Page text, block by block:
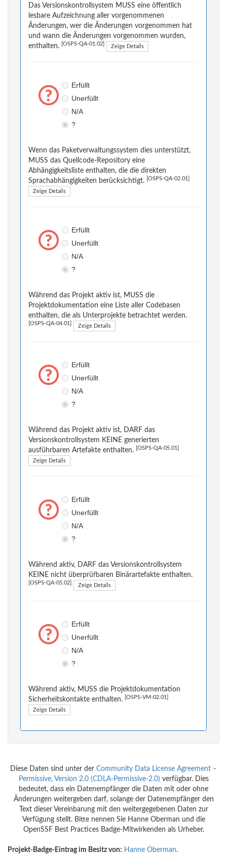
Das Versionskontrollsystem MUSS eine öffentlich
lesbare Aufzeichnung aller vorgenommenen
Änderungen, wer die Änderungen vorgenommen hat
und wann die Änderungen vorgenommen wurden,
enthalten.
[OSPS-QA-01.02] Zeige Details
Erfüllt
Unerfüllt
N/A
?
Wenn das Paketverwaltungssystem dies unterstützt,
MUSS das Quellcode-Repository eine
Abhängigkeitsliste enthalten, die die direkten
Sprachabhängigkeiten berücksichtigt.
[OSPS-QA-02.01]
Zeige Details
Erfüllt
Unerfüllt
N/A
?
Während das Projekt aktiv ist, MUSS die
Projektdokumentation eine Liste aller Codebasen
enthalten, die als Unterprojekte betrachtet werden.
[OSPS-QA-04.01] Zeige Details
Erfüllt
Unerfüllt
N/A
?
Während das Projekt aktiv ist, DARF das
Versionskontrollsystem KEINE generierten
ausführbaren Artefakte enthalten.
[OSPS-QA-05.01]
Zeige Details
Erfüllt
Unerfüllt
N/A
?
Während aktiv, DARF das Versionskontrollsystem
KEINE nicht überprüfbaren Binärartefakte enthalten.
[OSPS-QA-05.02] Zeige Details
Erfüllt
Unerfüllt
N/A
?
Während aktiv, MUSS die Projektdokumentation
Sicherheitskontakte enthalten.
[OSPS-VM-02.01]
Zeige Details
Diese Daten sind unter der Community Data License Agreement –
Permissive, Version 2.0 (CDLA-Permissive-2.0) verfügbar. Dies
bedeutet, dass ein Datenempfänger die Daten mit oder ohne
Änderungen weitergeben darf, solange der Datenempfänger den
Text dieser Vereinbarung mit den weitergegebenen Daten zur
Verfügung stellt. Bitte nennen Sie Hanne Oberman und die
OpenSSF Best Practices Badge-Mitwirkenden als Urheber.
Projekt-Badge-Eintrag im Besitz von: Hanne Oberman.